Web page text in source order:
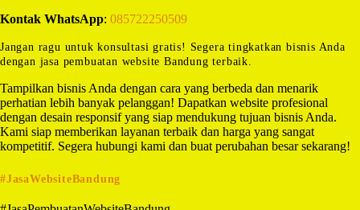
Kontak WhatsApp: 085722250509
Jangan ragu untuk konsultasi gratis! Segera tingkatkan bisnis Anda
dengan jasa pembuatan website Bandung terbaik.
Tampilkan bisnis Anda dengan cara yang berbeda dan menarik
perhatian lebih banyak pelanggan! Dapatkan website profesional
dengan desain responsif yang siap mendukung tujuan bisnis Anda.
Kami siap memberikan layanan terbaik dan harga yang sangat
kompetitif. Segera hubungi kami dan buat perubahan besar sekarang!
#JasaWebsiteBandung